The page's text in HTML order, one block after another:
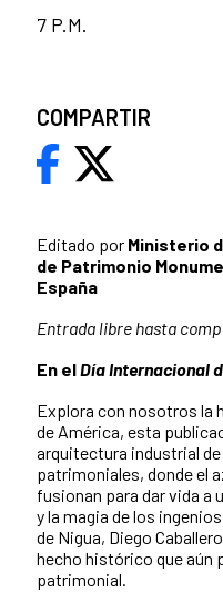
Editado por Ministerio
de Patrimonio
España
Entrada libre hasta
En elDía Internacional
Explora con nosotros la
de América, esta
arquitectura industrial
patrimoniales, donde el
fusionan para dar vida a
y la magia de los
de Nigua, Diego
hecho histórico que aún
patrimonial.
7 P.M.
COMPARTIR